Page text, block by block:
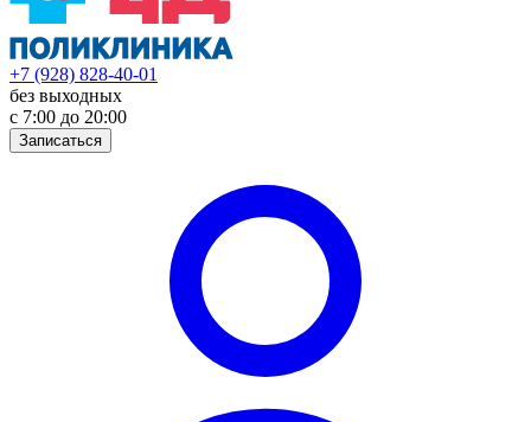
+7 (928) 828-40-01
без выходных
с 7:00 до 20:00
Записаться